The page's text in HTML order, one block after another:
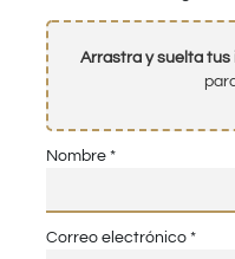
Arrastra y suelta tus
Nombre *
Correo electrónico *